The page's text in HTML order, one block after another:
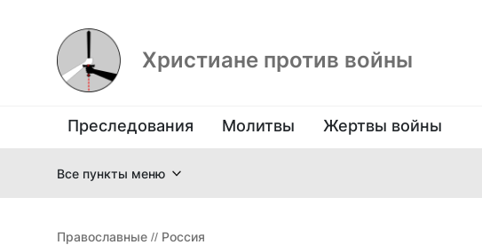
Христиане против войны
Преследования Молитвы Жертвы войны
Все пункты меню
Православные // Россия